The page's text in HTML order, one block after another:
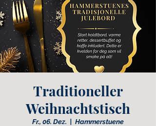
Traditioneller
Weihnachtstisch
Fr., 06. Dez.
  |
Hammerstuene